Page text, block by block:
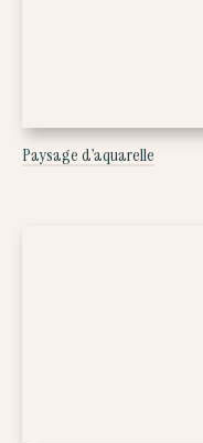
Paysage d’aquarelle